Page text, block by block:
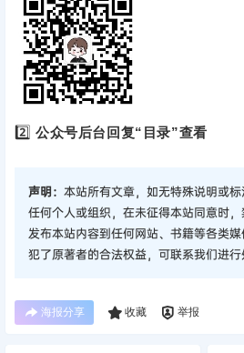
2️⃣公众号后台回复“目录”查看
声明： 本站所有文章，如无特殊说明或标
任何个人或组织，在未征得本站同意时，
发布本站内容到任何网站、书籍等各类
犯了原著者的合法权益，可联系我们进行
海报分享 收藏 举报